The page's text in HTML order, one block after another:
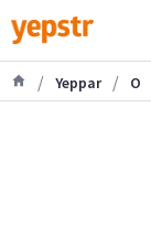
/ Yeppar / O